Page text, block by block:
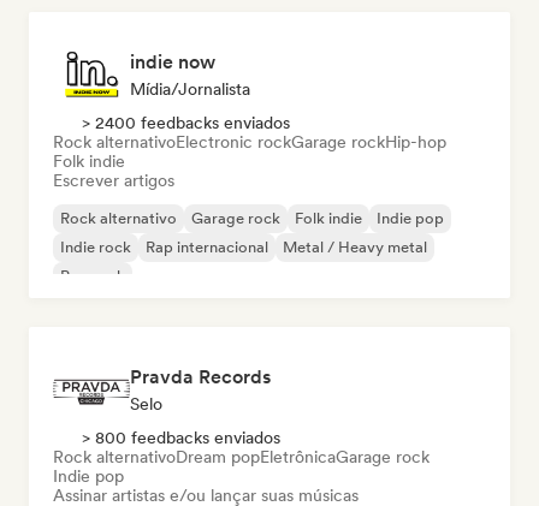
indie now
Mídia/Jornalista
> 2400 feedbacks enviados
Rock alternativoElectronic rockGarage rockHip-hop
Folk indie
Escrever artigos
Rock alternativo Garage rock Folk indie
Indie pop
Indie rock
Rap internacional
Metal / Heavy metal
Pop rock
Pravda Records
Selo
> 800 feedbacks enviados
Rock alternativoDream popEletrônicaGarage rock
Indie pop
Assinar artistas e/ou lançar suas músicas